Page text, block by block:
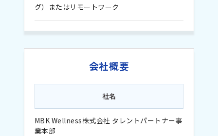
グ）またはリモートワーク
会社概要
社名
MBK Wellness株式会社 タレントパートナー事
業本部